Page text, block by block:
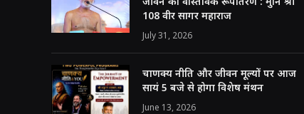
108 वीर सागर महाराज
July 31, 2026
चाणक्य नीति और जीवन मूल्यों पर आज
सायं 5 बजे से होगा विशेष मंथन
June 13, 2026